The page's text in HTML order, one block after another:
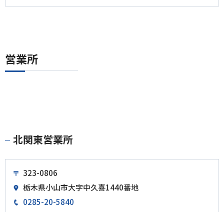
営業所
北関東営業所
323-0806
栃木県小山市大字中久喜1440番地
0285-20-5840